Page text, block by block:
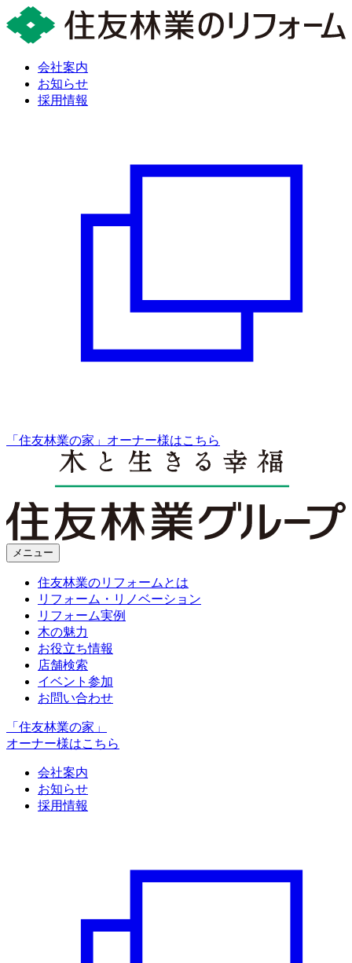
会社案内
お知らせ
採用情報
「住友林業の家」オーナー様はこちら
メニュー
住友林業のリフォームとは
リフォーム・リノベーション
リフォーム実例
木の魅力
お役立ち情報
店舗検索
イベント参加
お問い合わせ
「住友林業の家」
オーナー様はこちら
会社案内
お知らせ
採用情報